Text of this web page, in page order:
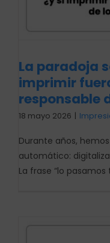
La paradoja
imprimir
responsable
18 mayo 2026 |
Durante años,
automático:
La frase “lo pasamos